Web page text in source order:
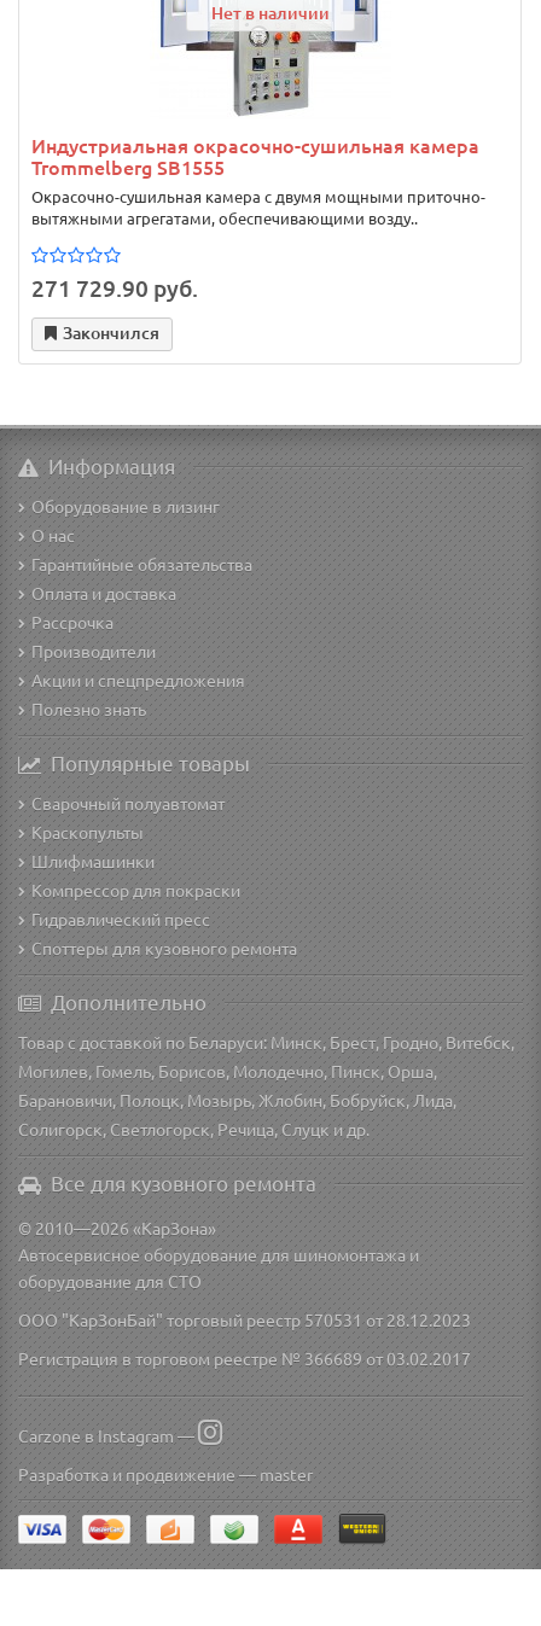
Нет в наличии
Индустриальная окрасочно-сушильная камера
Trommelberg SB1555
Окрасочно-сушильная камера с двумя мощными приточно-
вытяжными агрегатами, обеспечивающими возду..
271 729.90 руб.
Закончился
Информация
Оборудование в лизинг
О нас
Гарантийные обязательства
Оплата и доставка
Рассрочка
Производители
Акции и спецпредложения
Полезно знать
Популярные товары
Сварочный полуавтомат
Краскопульты
Шлифмашинки
Компрессор для покраски
Гидравлический пресс
Споттеры для кузовного ремонта
Дополнительно
Товар с доставкой по Беларуси: Минск, Брест, Гродно, Витебск,
Могилев, Гомель, Борисов, Молодечно, Пинск, Орша,
Барановичи, Полоцк, Мозырь, Жлобин, Бобруйск, Лида,
Солигорск, Светлогорск, Речица, Слуцк и др.
Все для кузовного ремонта
© 2010—2026 «КарЗона»
Автосервисное оборудование для шиномонтажа и
оборудование для СТО
ООО "КарЗонБай" торговый реестр 570531 от 28.12.2023
Регистрация в торговом реестре № 366689 от 03.02.2017
Carzone в Instagram —
Разработка и продвижение —master